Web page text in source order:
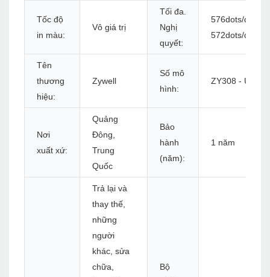
Tốc độ
in màu:
Vô giá trị
Tối đa.
Nghị
quyết:
576dots/dòng
572dots/dòng
Tên
thương
hiệu:
Zywell
Số mô
hình:
ZY308 -
Nơi
xuất xứ:
Quảng
Đông,
Trung
Quốc
Bảo
hành
(năm):
1 năm
Trả lại và
thay thế,
những
người
khác, sửa
chữa,
Bộ